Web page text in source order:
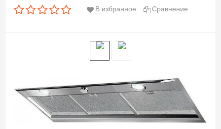
В избранное Сравнение